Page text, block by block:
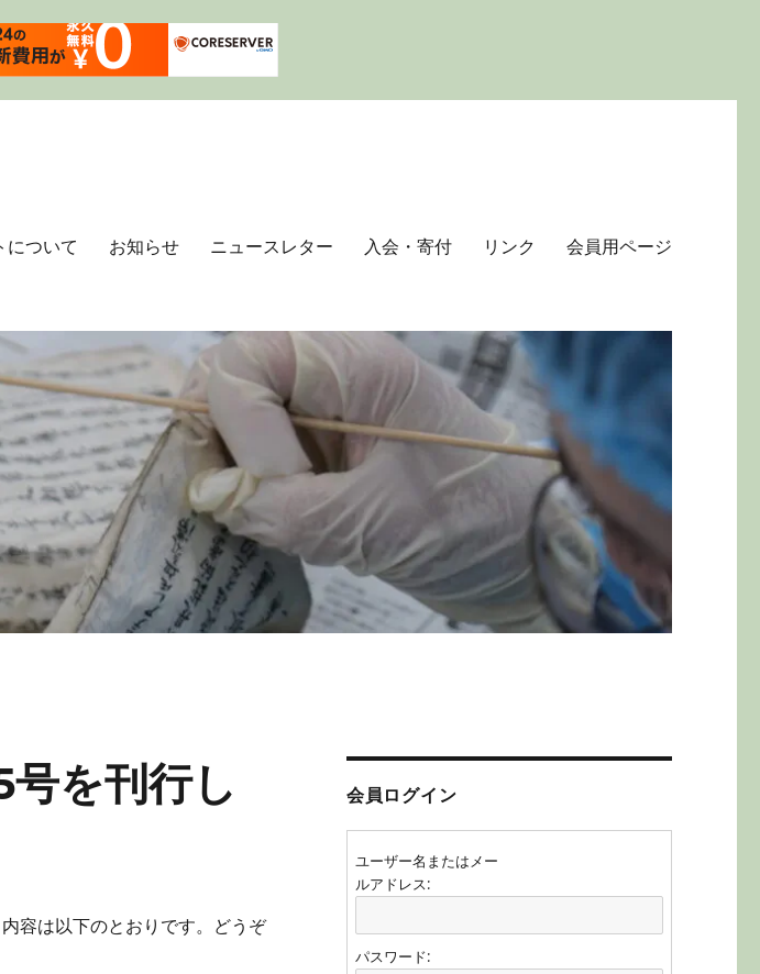
について お知らせ ニュースレター 入会・寄付 リンク 会員用ページ
を刊行し
容は以下のとおりです。どうぞ
会員ログイン
ユーザー名またはメー
ルアドレス:
パスワード: